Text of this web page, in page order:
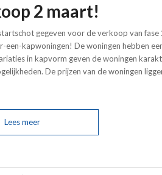
2 maart!
gegeven voor de verkoop van fase
kapwoningen! De woningen hebben
in kapvorm geven de woningen
De prijzen van de woningen
Lees meer